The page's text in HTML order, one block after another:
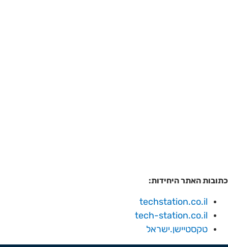
כתובות האתר היחידות:
techstation.co.il
tech-station.co.il
טקסטיישן.ישראל